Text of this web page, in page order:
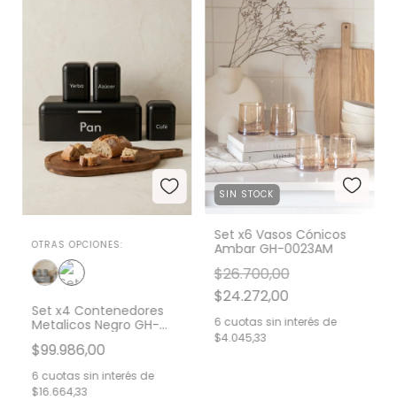
OTRAS OPCIONES:
Set x4 Contenedores
Metalicos Negro GH-
$99.986,00
6 cuotas sin interés de
$16.664,33
SIN STOCK
Set x6 Vasos Cónicos
Ambar GH-0023AM
$26.700,00
$24.272,00
6 cuotas sin interés de
$4.045,33